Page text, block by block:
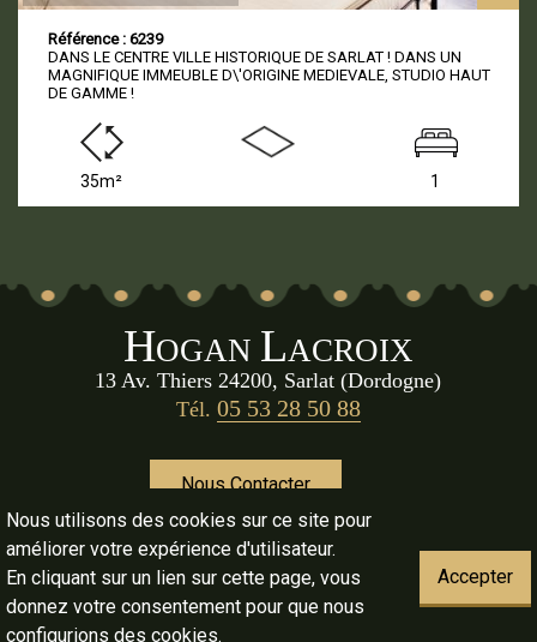
Référence : 6239
DANS LE CENTRE VILLE HISTORIQUE DE SARLAT ! DANS UN
MAGNIFIQUE IMMEUBLE D\'ORIGINE MEDIEVALE, STUDIO HAUT
DE GAMME !
35m² 1
HOGAN LACROIX
13 Av. Thiers 24200, Sarlat (Dordogne)
Tél. 05 53 28 50 88
Nous Contacter
Document non Contractuel, Toutes dimensions approximatives
Nous utilisons des cookies sur ce site pour
améliorer votre expérience d'utilisateur.
En cliquant sur un lien sur cette page, vous
donnez votre consentement pour que nous
configurions des cookies.
Accepter